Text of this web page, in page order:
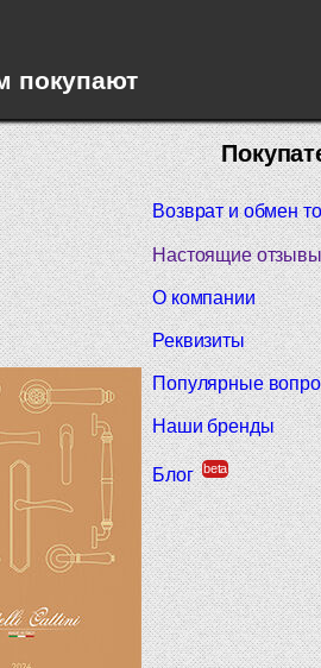
покупают
Возврат и обмен
Настоящие отзывы
О компании
Реквизиты
Популярные
Наши бренды
Блог beta